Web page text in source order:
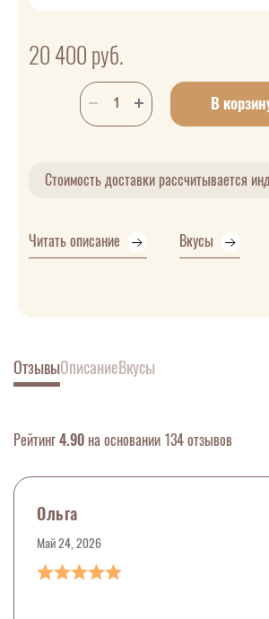
20 400 руб.
В
Стоимость доставки рассчитывается
Читать описание Вкусы
ОтзывыОписаниеВкусы
Рейтинг4.90 на основании 134 отзывов
Ольга
Май 24, 2026